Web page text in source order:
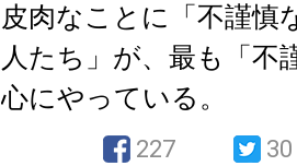
皮肉なことに「不謹慎
人たち」が、最も「不
心にやっている。
227 30